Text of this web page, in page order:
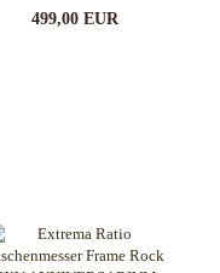
499,00 EUR